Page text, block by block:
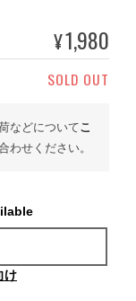
¥1,980
SOLD OUT
などについてこ
わせください。
け